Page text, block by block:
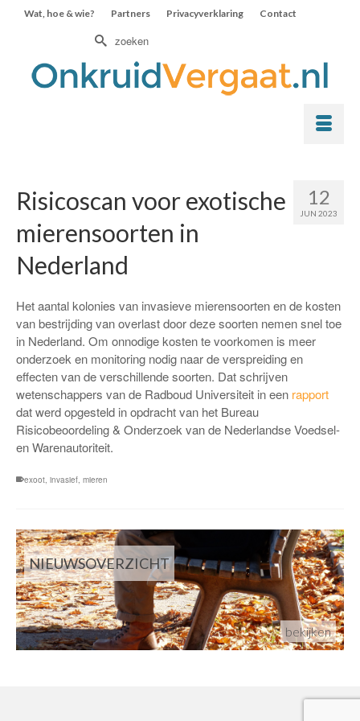
Wat, hoe & wie? Partners Privacyverklaring Contact
Zoek
12
JUN 2023
Risicoscan voor exotische
mierensoorten in
Nederland
Het aantal kolonies van invasieve mierensoorten en de kosten
van bestrijding van overlast door deze soorten nemen snel toe
in Nederland. Om onnodige kosten te voorkomen is meer
onderzoek en monitoring nodig naar de verspreiding en
effecten van de verschillende soorten. Dat schrijven
wetenschappers van de Radboud Universiteit in een rapport
dat werd opgesteld in opdracht van het Bureau
Risicobeoordeling & Onderzoek van de Nederlandse Voedsel-
en Warenautoriteit.
exoot, invasief, mieren
NIEUWSOVERZICHT
bekijken